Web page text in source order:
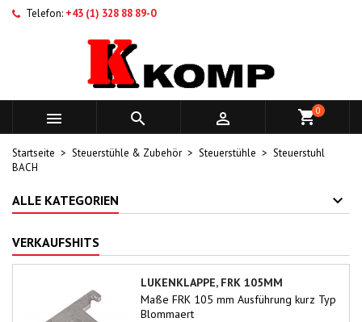
Telefon: +43 (1) 328 88 89-0
   0
Startseite Steuerstühle & Zubehör Steuerstühle
Steuerstuhl
BACH
ALLE KATEGORIEN
VERKAUFSHITS
LUKENKLAPPE, FRK 105MM
Maße FRK 105 mm Ausführung kurz Typ
Blommaert